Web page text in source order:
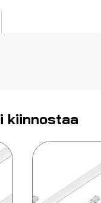
kiinnostaa